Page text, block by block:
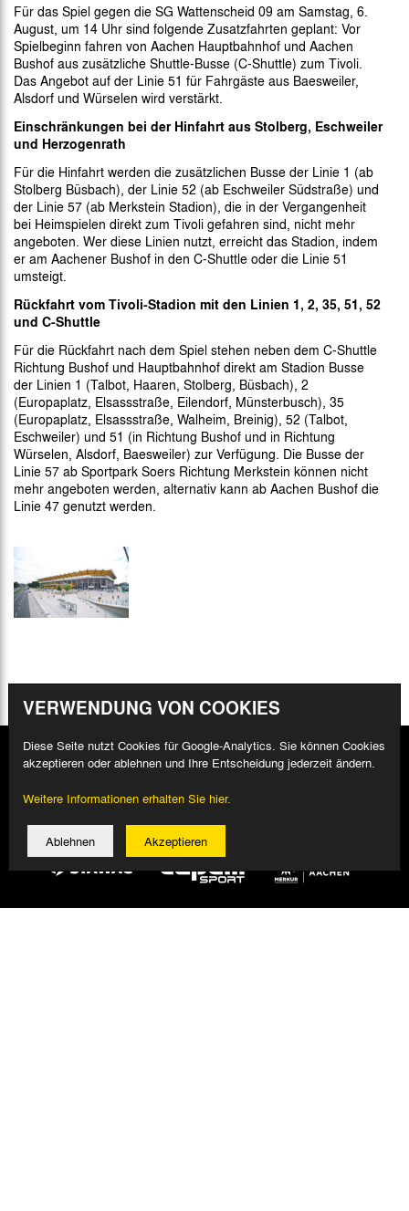
Für das Spiel gegen die SG Wattenscheid 09 am Samstag, 6.
August, um 14 Uhr sind folgende Zusatzfahrten geplant: Vor
Spielbeginn fahren von Aachen Hauptbahnhof und Aachen
Bushof aus zusätzliche Shuttle-Busse (C-Shuttle) zum Tivoli.
Das Angebot auf der Linie 51 für Fahrgäste aus Baesweiler,
Alsdorf und Würselen wird verstärkt.
Einschränkungen bei der Hinfahrt aus Stolberg, Eschweiler
und Herzogenrath
Für die Hinfahrt werden die zusätzlichen Busse der Linie 1 (ab
Stolberg Büsbach), der Linie 52 (ab Eschweiler Südstraße) und
der Linie 57 (ab Merkstein Stadion), die in der Vergangenheit
bei Heimspielen direkt zum Tivoli gefahren sind, nicht mehr
angeboten. Wer diese Linien nutzt, erreicht das Stadion, indem
er am Aachener Bushof in den C-Shuttle oder die Linie 51
umsteigt.
Rückfahrt vom Tivoli-Stadion mit den Linien 1, 2, 35, 51, 52
und C-Shuttle
Für die Rückfahrt nach dem Spiel stehen neben dem C-Shuttle
Richtung Bushof und Hauptbahnhof direkt am Stadion Busse
der Linien 1 (Talbot, Haaren, Stolberg, Büsbach), 2
(Europaplatz, Elsassstraße, Eilendorf, Münsterbusch), 35
(Europaplatz, Elsassstraße, Walheim, Breinig), 52 (Talbot,
Eschweiler) und 51 (in Richtung Bushof und in Richtung
Würselen, Alsdorf, Baesweiler) zur Verfügung. Die Busse der
Linie 57 ab Sportpark Soers Richtung Merkstein können nicht
mehr angeboten werden, alternativ kann ab Aachen Bushof die
Linie 47 genutzt werden.
VERWENDUNG VON COOKIES
Diese Seite nutzt Cookies für Google-Analytics. Sie können Cookies
akzeptieren oder ablehnen und Ihre Entscheidung jederzeit ändern.
Weitere Informationen erhalten Sie hier.
Ablehnen Akzeptieren